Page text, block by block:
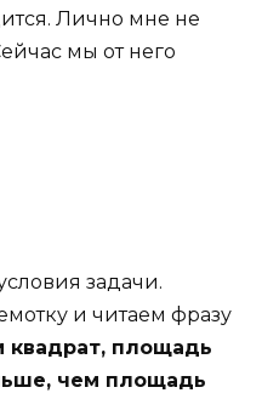
Лично мне не
мы от него
задачи.
и читаем фразу
квадрат, площадь
чем площадь